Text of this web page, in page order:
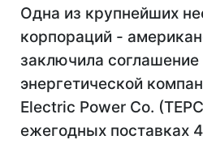
Одна из крупнейших
корпораций -
заключила соглашение
энергетической
Electriс Power Co.
ежегодных поставках